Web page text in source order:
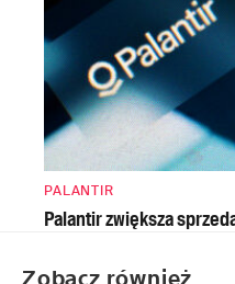
PALANTIR
Palantir zwiększa